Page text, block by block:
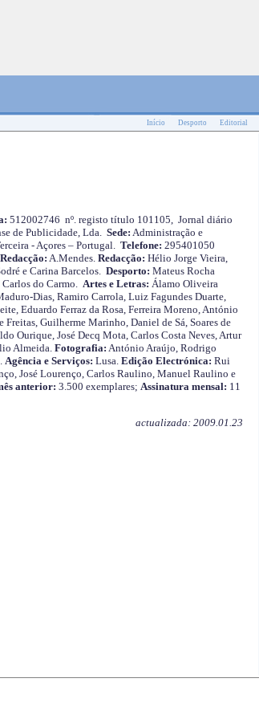
Início Desporto Editorial
512002746 nº. registo título 101105, Jornal diário
de Publicidade, Lda. Sede: Administração e
- Açores – Portugal. Telefone: 295401050
A.Mendes. Redacção: Hélio Jorge Vieira,
e Carina Barcelos. Desporto: Mateus Rocha
do Carmo. Artes e Letras: Álamo Oliveira
Dias, Ramiro Carrola, Luiz Fagundes Duarte,
Eduardo Ferraz da Rosa, Ferreira Moreno, António
Guilherme Marinho, Daniel de Sá, Soares de
Ourique, José Decq Mota, Carlos Costa Neves, Artur
Almeida. Fotografia: António Araújo, Rodrigo
Agência e Serviços: Lusa. Edição Electrónica: Rui
José Lourenço, Carlos Raulino, Manuel Raulino e
anterior: 3.500 exemplares; Assinatura mensal: 11
actualizada: 2009.01.23